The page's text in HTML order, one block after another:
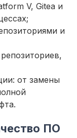
V, Gitea и
и
от замены
ПО